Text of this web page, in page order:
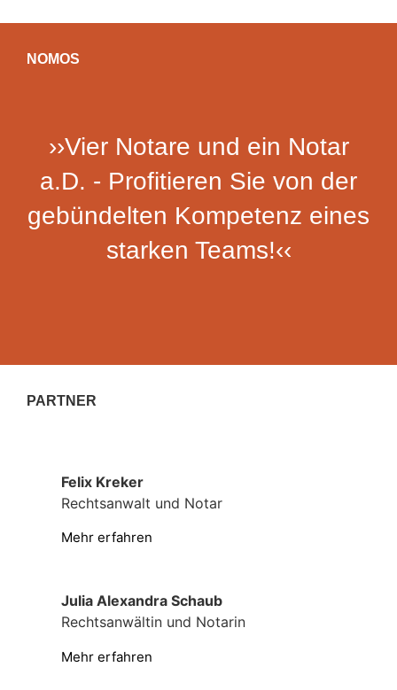
NOMOS
››Vier Notare und ein Notar
a.D. - Profitieren Sie von der
gebündelten Kompetenz eines
starken Teams!‹‹
PARTNER
Felix Kreker
Rechtsanwalt und Notar
Mehr erfahren
Julia Alexandra Schaub
Rechtsanwältin und Notarin
Mehr erfahren